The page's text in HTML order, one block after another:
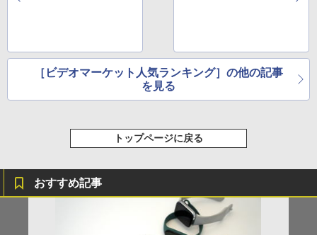
［ビデオマーケット人気ランキング］の他の記事
を見る
トップページに戻る
おすすめ記事